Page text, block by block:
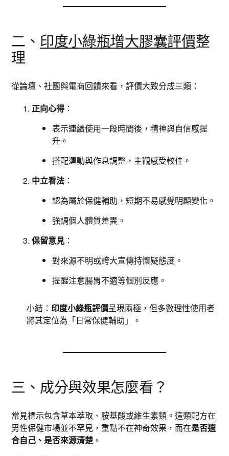
二、 印度小綠瓶增大膠囊評價整
理
從論壇、社團與電商回饋來看，評價大致分成三類：
正向心得 ：
表示連續使用一段時間後，精神與自信感提
升。
搭配運動與作息調整，主觀感受較佳。
中立看法 ：
認為屬於保健輔助，短期不易感覺明顯變化。
強調個人體質差異。
保留意見 ：
對來源不明或誇大宣傳持懷疑態度。
提醒注意腸胃不適等個別反應。
小結： 印度小綠瓶評價呈現兩極，但多數理性使用者
將其定位為「日常保健輔助」。
三、成分與效果怎麼看？
常見標示包含草本萃取、胺基酸或維生素類。這類配方在
男性保健市場並不罕見，重點不在神奇效果，而在是否適
合自己、是否來源清楚 。